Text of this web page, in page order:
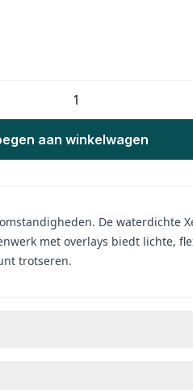
aan winkelwagen
De
met overlays biedt lichte,
trotseren.